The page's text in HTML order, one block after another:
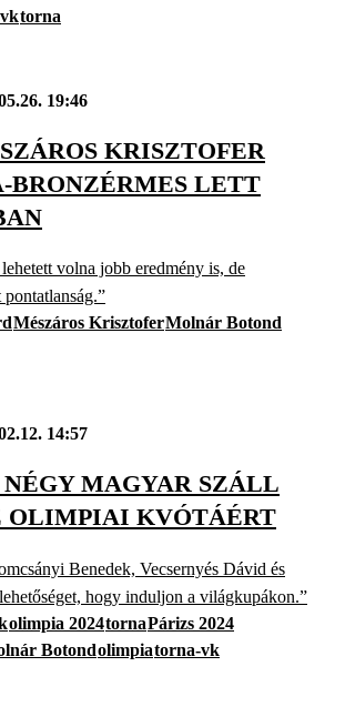
torna
19:46
KRISZTOFER
BRONZÉRMES LETT
volna jobb eredmény is, de
Mészáros KrisztoferMolnár Botond
14:57
MAGYAR SZÁLL
OLIMPIAI KVÓTÁÉRT
Benedek, Vecsernyés Dávid és
hogy induljon a világkupákon.”
olimpia 2024tornaPárizs 2024
Botondolimpiatorna-vk